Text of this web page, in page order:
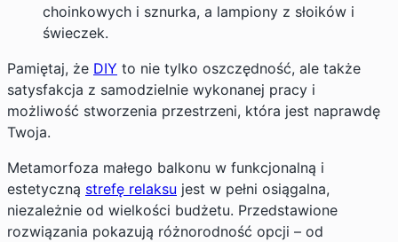
choinkowych i sznurka, a lampiony z słoików i
świeczek.
Pamiętaj, że DIY to nie tylko oszczędność, ale także
satysfakcja z samodzielnie wykonanej pracy i
możliwość stworzenia przestrzeni, która jest naprawdę
Twoja.
Metamorfoza małego balkonu w funkcjonalną i
estetyczną strefę relaksu jest w pełni osiągalna,
niezależnie od wielkości budżetu. Przedstawione
rozwiązania pokazują różnorodność opcji – od